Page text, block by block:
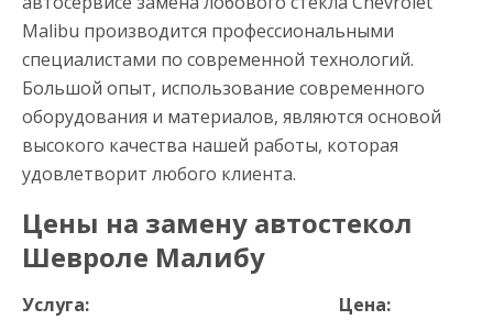
Malibu производится профессиональными
специалистами по современной технологий.
Большой опыт, использование современного
оборудования и материалов, являются основой
высокого качества нашей работы, которая
удовлетворит любого клиента.
Цены на замену автостекол
Шевроле Малибу
Услуга:
Цена: